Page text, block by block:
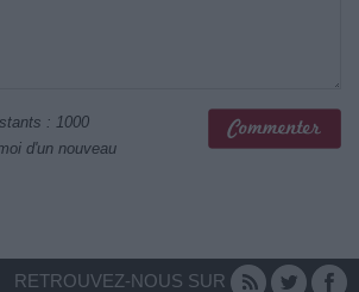
: 1000
d'un nouveau
RETROUVEZ-NOUS SUR